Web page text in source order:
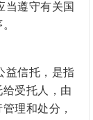
当遵守有关国
益信托，是指
受托人，由
理和处分，